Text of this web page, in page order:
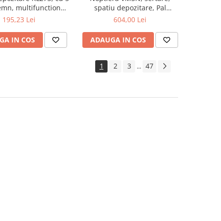
multifunctional,
natur
195,23 Lei
IN COS
spatiu depozitare, Pal
Melaminat, insertii MDF, Nuc
604,00 Lei
ADAUGA IN COS
1 2 3 ... 47